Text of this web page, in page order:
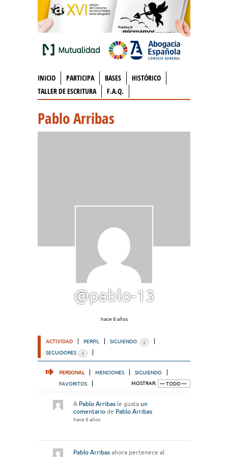
INICIO PARTICIPA BASES
HISTÓRICO
TALLER DE ESCRITURA
F.A.Q.
Pablo Arribas
@pablo-13
hace 6 años
ACTIVIDAD PERFIL SIGUIENDO: 0
SEGUIDORES 0
PERSONAL MENCIONES
SIGUIENDO
FAVORITOS
MOSTRAR:
A Pablo Arribas le gusta un
comentario de Pablo Arribas
hace 6 años
Pablo Arribas ahora pertenece al